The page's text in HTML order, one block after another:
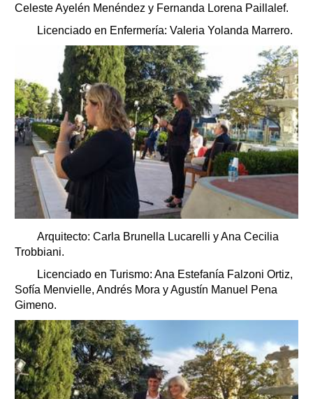
Celeste Ayelén Menéndez y Fernanda Lorena Paillalef.
Licenciado en Enfermería: Valeria Yolanda Marrero.
Arquitecto: Carla Brunella Lucarelli y Ana Cecilia
Trobbiani.
Licenciado en Turismo: Ana Estefanía Falzoni Ortiz,
Sofía Menvielle, Andrés Mora y Agustín Manuel Pena
Gimeno.